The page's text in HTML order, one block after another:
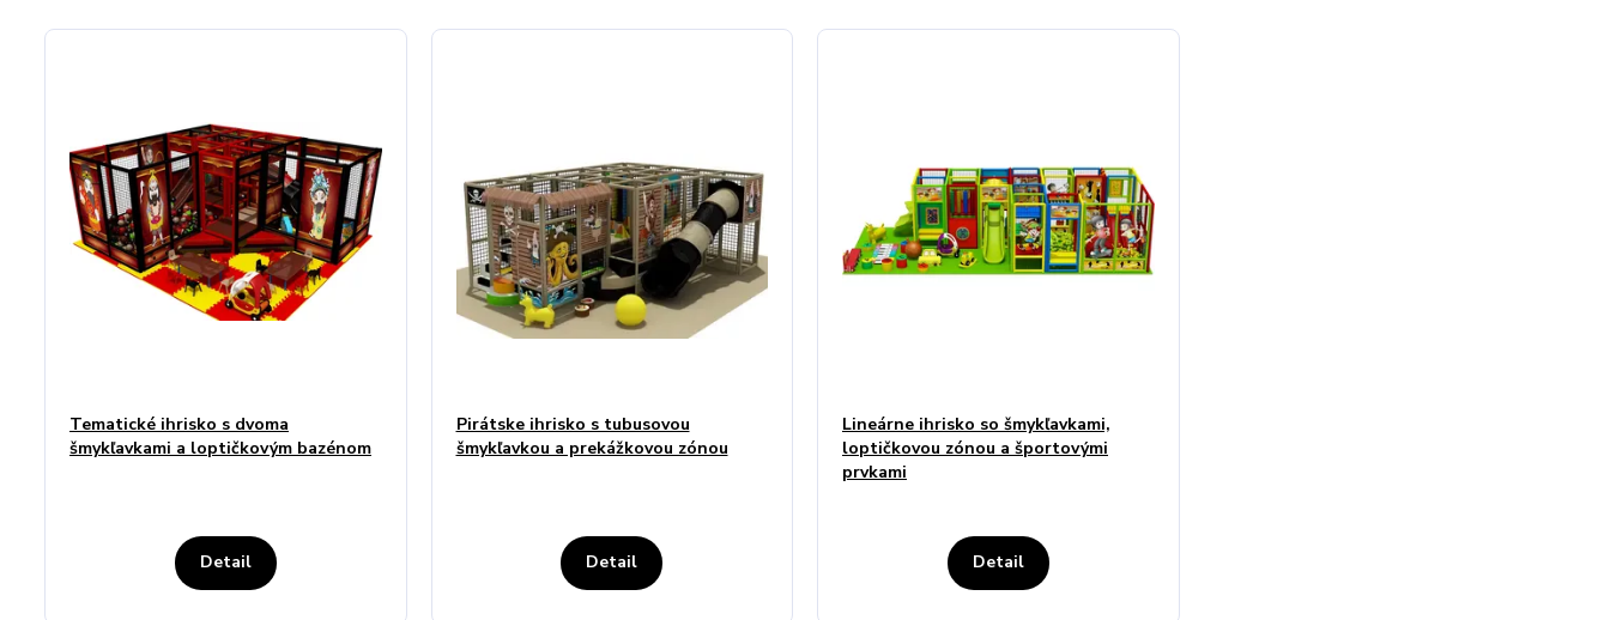
Tematické ihrisko s dvoma
šmykľavkami a loptičkovým bazénom
Detail
Pirátske ihrisko s tubusovou
šmykľavkou a prekážkovou zónou
Detail
Lineárne ihrisko so šmykľavkami,
loptičkovou zónou a športovými
prvkami
Detail